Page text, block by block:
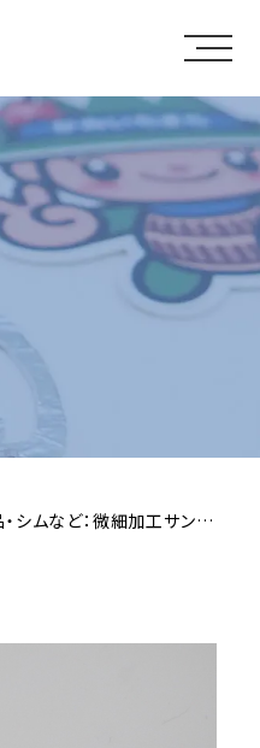
メニ
薄板加工製品・シムなど：微細加工サンプル 「葉脈」